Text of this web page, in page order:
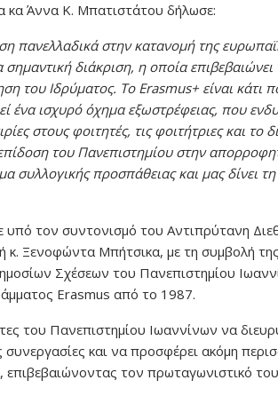
κα Άννα Κ. Μπατιστάτου δήλωσε:
πανελλαδικά στην κατανομή της
διάκριση, η οποία επιβεβαιώνει
του Ιδρύματος. Το Erasmus+ είναι κάτι
ένα ισχυρό όχημα εξωστρέφειας, που
στους φοιτητές, τις φοιτήτριες και το
του Πανεπιστημίου στην
προσπάθειας και μας δίνει
τον συντονισμό του Αντιπρύτανη
Ξενοφώντα Μπήτσικα, με τη συμβολή
Σχέσεων του Πανεπιστημίου
Erasmus από το 1987.
του Πανεπιστημίου Ιωαννίνων να
και να προσφέρει ακόμη
επιβεβαιώνοντας τον πρωταγωνιστικό